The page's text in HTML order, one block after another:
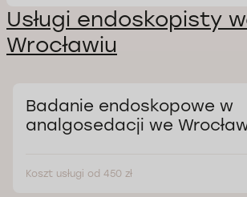
Usługi endoskopisty
Wrocławiu
Badanie endoskopowe w
analgosedacji we
Koszt usługi od 450 zł